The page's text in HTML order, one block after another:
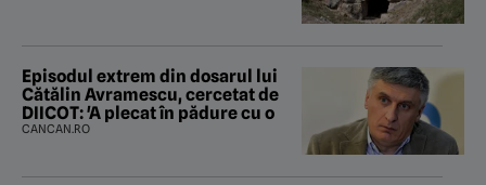
Episodul extrem din dosarul lui
Cătălin Avramescu, cercetat de
DIICOT: 'A plecat în pădure cu o
CANCAN.RO